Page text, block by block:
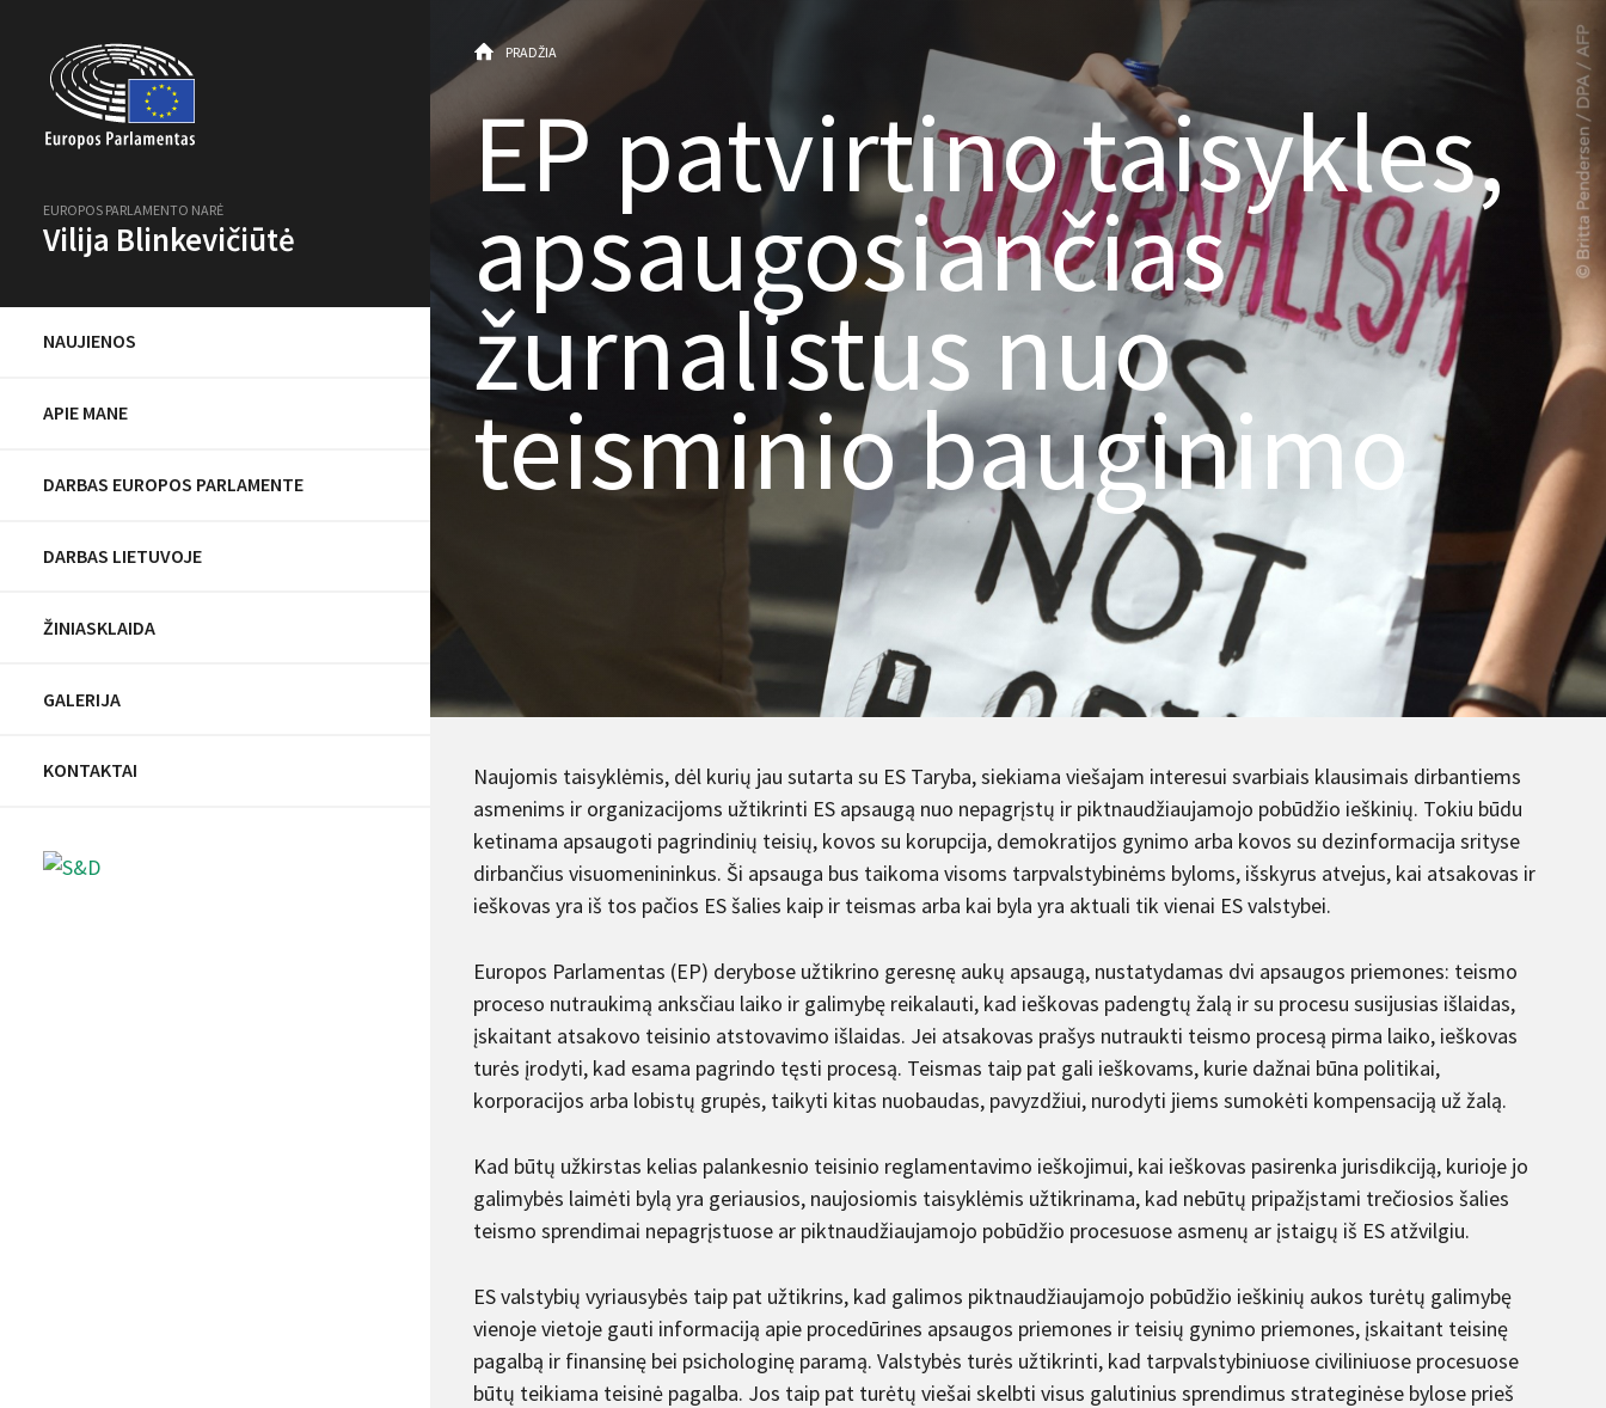
EUROPOS PARLAMENTO NARĖ
Vilija Blinkevičiūtė
NAUJIENOS
APIE MANE
DARBAS EUROPOS PARLAMENTE
DARBAS LIETUVOJE
ŽINIASKLAIDA
GALERIJA
KONTAKTAI
PRADŽIA
EP patvirtino taisykles,
apsaugosiančias
žurnalistus nuo
teisminio bauginimo
Naujomis taisyklėmis, dėl kurių jau sutarta su ES Taryba, siekiama viešajam interesui svarbiais klausimais dirbantiems
asmenims ir organizacijoms užtikrinti ES apsaugą nuo nepagrįstų ir piktnaudžiaujamojo pobūdžio ieškinių. Tokiu būdu
ketinama apsaugoti pagrindinių teisių, kovos su korupcija, demokratijos gynimo arba kovos su dezinformacija srityse
dirbančius visuomenininkus. Ši apsauga bus taikoma visoms tarpvalstybinėms byloms, išskyrus atvejus, kai atsakovas ir
ieškovas yra iš tos pačios ES šalies kaip ir teismas arba kai byla yra aktuali tik vienai ES valstybei.
Europos Parlamentas (EP) derybose užtikrino geresnę aukų apsaugą, nustatydamas dvi apsaugos priemones: teismo
proceso nutraukimą anksčiau laiko ir galimybę reikalauti, kad ieškovas padengtų žalą ir su procesu susijusias išlaidas,
įskaitant atsakovo teisinio atstovavimo išlaidas. Jei atsakovas prašys nutraukti teismo procesą pirma laiko, ieškovas
turės įrodyti, kad esama pagrindo tęsti procesą. Teismas taip pat gali ieškovams, kurie dažnai būna politikai,
korporacijos arba lobistų grupės, taikyti kitas nuobaudas, pavyzdžiui, nurodyti jiems sumokėti kompensaciją už žalą.
Kad būtų užkirstas kelias palankesnio teisinio reglamentavimo ieškojimui, kai ieškovas pasirenka jurisdikciją, kurioje jo
galimybės laimėti bylą yra geriausios, naujosiomis taisyklėmis užtikrinama, kad nebūtų pripažįstami trečiosios šalies
teismo sprendimai nepagrįstuose ar piktnaudžiaujamojo pobūdžio procesuose asmenų ar įstaigų iš ES atžvilgiu.
ES valstybių vyriausybės taip pat užtikrins, kad galimos piktnaudžiaujamojo pobūdžio ieškinių aukos turėtų galimybę
vienoje vietoje gauti informaciją apie procedūrines apsaugos priemones ir teisių gynimo priemones, įskaitant teisinę
pagalbą ir finansinę bei psichologinę paramą. Valstybės turės užtikrinti, kad tarpvalstybiniuose civiliniuose procesuose
būtų teikiama teisinė pagalba. Jos taip pat turėtų viešai skelbti visus galutinius sprendimus strateginėse bylose prieš